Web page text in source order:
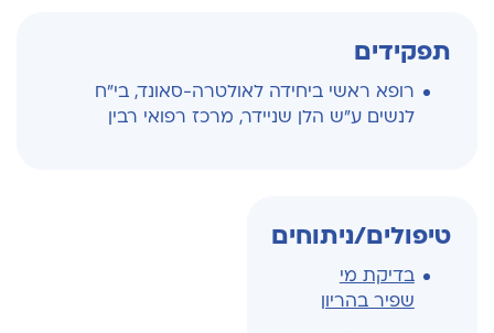
תפקידים
רופא ראשי ביחידה לאולטרה-סאונד, בי"ח
לנשים ע"ש הלן שניידר, מרכז רפואי רבין
טיפולים/ניתוחים
בדיקת מי
שפיר בהריון